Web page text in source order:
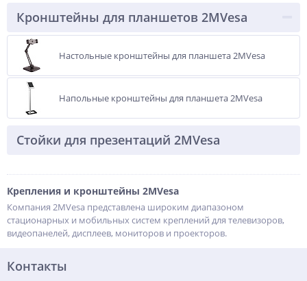
Кронштейны для планшетов 2MVesa
Настольные кронштейны для планшета 2MVesa
Напольные кронштейны для планшета 2MVesa
Стойки для презентаций 2MVesa
Крепления и кронштейны 2MVesa
Компания 2MVesa представлена широким диапазоном
стационарных и мобильных систем креплений для телевизоров,
видеопанелей, дисплеев, мониторов и проекторов.
Контакты